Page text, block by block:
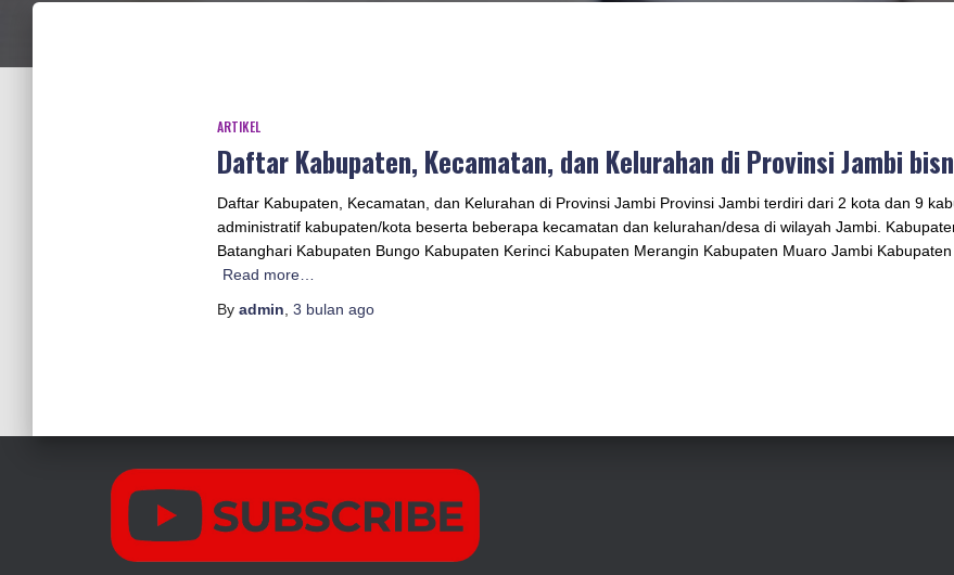
ARTIKEL
Daftar Kabupaten, Kecamatan, dan Kelurahan di Provinsi Jambi
Daftar Kabupaten, Kecamatan, dan Kelurahan di Provinsi Jambi Provinsi Jambi terdiri dari 2 kota dan 9
administratif kabupaten/kota beserta beberapa kecamatan dan kelurahan/desa di wilayah Jambi.
Batanghari Kabupaten Bungo Kabupaten Kerinci Kabupaten Merangin Kabupaten Muaro Jambi
Read more…
By admin 3 bulan ago